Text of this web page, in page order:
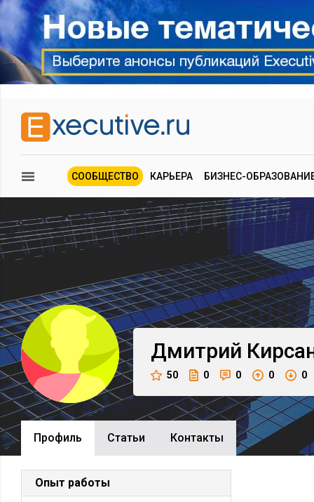
СООБЩЕСТВО КАРЬЕРА БИЗНЕС-
Дмитрий
50 0 0 0 0
Профиль Cтатьи Контакты
Опыт работы